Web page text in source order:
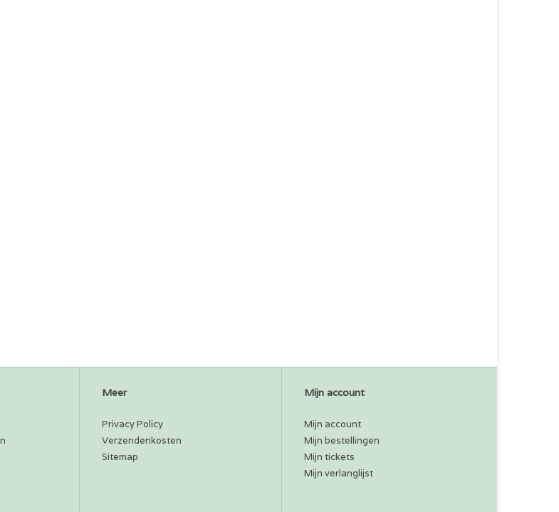
Meer
Privacy Policy
Verzendenkosten
Sitemap
Mijn account
Mijn account
Mijn bestellingen
Mijn tickets
Mijn verlanglijst